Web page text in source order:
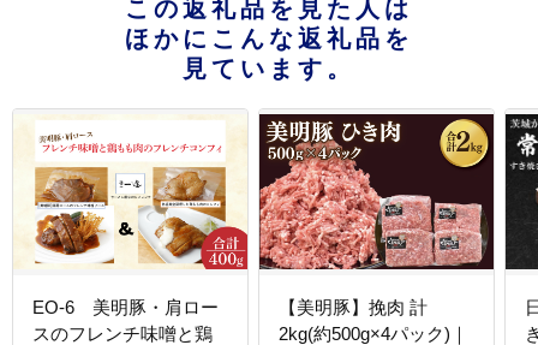
この返礼品を見た人は
ほかにこんな返礼品を
見ています。
EO-6 美明豚・肩ロー
スのフレンチ味噌と鶏
【美明豚】挽肉 計
2kg(約500g×4パック)｜